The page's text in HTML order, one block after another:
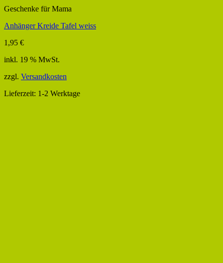
Geschenke für Mama
Anhänger Kreide Tafel weiss
1,95 €
inkl. 19 % MwSt.
zzgl. Versandkosten
Lieferzeit: 1-2 Werktage